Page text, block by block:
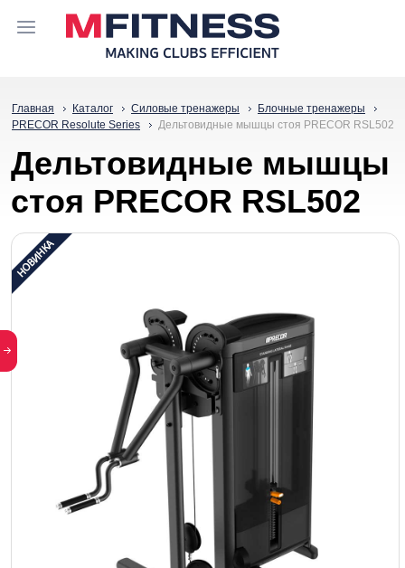
Главная Каталог Силовые тренажеры
Блочные тренажеры
PRECOR Resolute Series
Дельтовидные мышцы стоя PRECOR RSL502
Дельтовидные мышцы
стоя PRECOR RSL502